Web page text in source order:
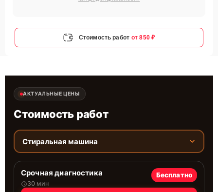
Стоимость работ от 850 ₽
АКТУАЛЬНЫЕ ЦЕНЫ
Стоимость работ
Стиральная машина
Срочная диагностика
30 мин
Бесплатно